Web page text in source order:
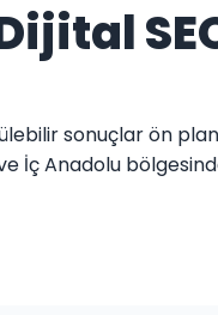
sonuçlar ön
İç Anadolu